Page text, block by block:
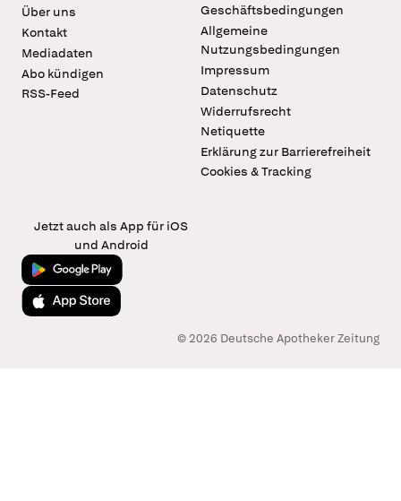
Über uns
Kontakt
Mediadaten
Abo kündigen
RSS-Feed
Geschäftsbedingungen
Allgemeine
Nutzungsbedingungen
Impressum
Datenschutz
Widerrufsrecht
Netiquette
Erklärung zur Barrierefreiheit
Cookies & Tracking
Jetzt auch als App für iOS
und Android
Jetzt bei Google Play
Laden im App Store
© 2026 Deutsche Apotheker Zeitung